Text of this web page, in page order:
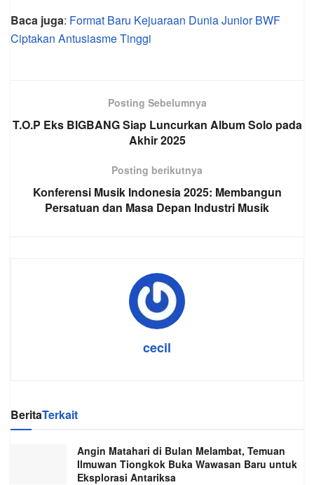
Baca juga: Format Baru Kejuaraan Dunia Junior BWF
Ciptakan Antusiasme Tinggi
Posting Sebelumnya
T.O.P Eks BIGBANG Siap Luncurkan Album Solo pada
Akhir 2025
Posting berikutnya
Konferensi Musik Indonesia 2025: Membangun
Persatuan dan Masa Depan Industri Musik
cecil
BeritaTerkait
Angin Matahari di Bulan Melambat, Temuan
Ilmuwan Tiongkok Buka Wawasan Baru untuk
Eksplorasi Antariksa